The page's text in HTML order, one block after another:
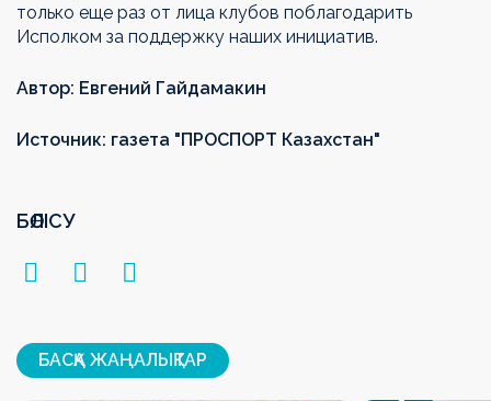
только еще раз от лица клубов поблагодарить
Исполком за поддержку наших инициатив.
Автор: Евгений Гайдамакин
Источник: газета "ПРОСПОРТ Казахстан"
БӨЛІСУ
БАСҚА ЖАҢАЛЫҚТАР